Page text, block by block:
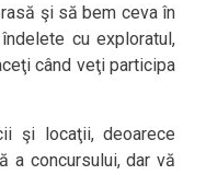
şi să bem ceva în
cu exploratul,
când veţi participa
şi locaţii, deoarece
a concursului, dar vă